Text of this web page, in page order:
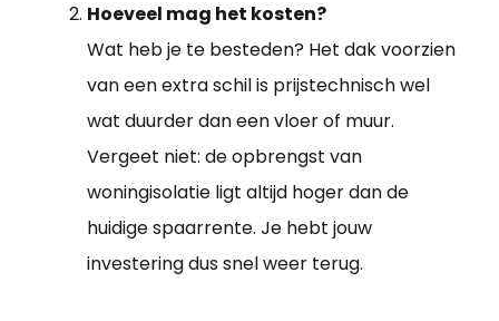
Hoeveel mag het kosten?
Wat heb je te besteden? Het dak voorzien
van een extra schil is prijstechnisch wel
wat duurder dan een vloer of muur.
Vergeet niet: de opbrengst van
woningisolatie ligt altijd hoger dan de
huidige spaarrente. Je hebt jouw
investering dus snel weer terug.